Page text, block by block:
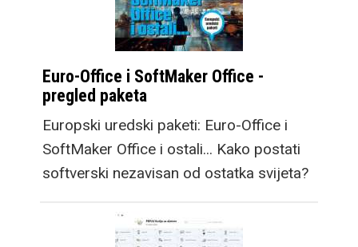
Euro-Office i SoftMaker Office -
pregled paketa
Europski uredski paketi: Euro-Office i
SoftMaker Office i ostali... Kako postati
softverski nezavisan od ostatka svijeta?